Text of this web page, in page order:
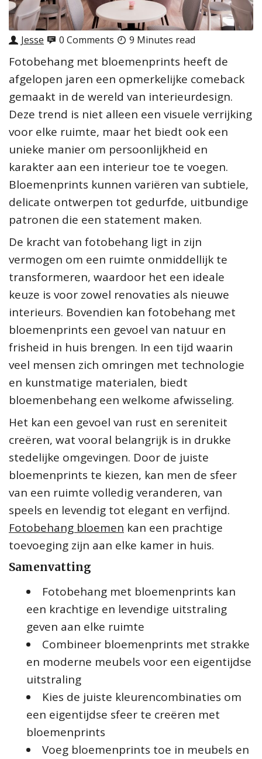
Jesse 0 Comments 9 Minutes read
Fotobehang met bloemenprints heeft de
afgelopen jaren een opmerkelijke comeback
gemaakt in de wereld van interieurdesign.
Deze trend is niet alleen een visuele verrijking
voor elke ruimte, maar het biedt ook een
unieke manier om persoonlijkheid en
karakter aan een interieur toe te voegen.
Bloemenprints kunnen variëren van subtiele,
delicate ontwerpen tot gedurfde, uitbundige
patronen die een statement maken.
De kracht van fotobehang ligt in zijn
vermogen om een ruimte onmiddellijk te
transformeren, waardoor het een ideale
keuze is voor zowel renovaties als nieuwe
interieurs. Bovendien kan fotobehang met
bloemenprints een gevoel van natuur en
frisheid in huis brengen. In een tijd waarin
veel mensen zich omringen met technologie
en kunstmatige materialen, biedt
bloemenbehang een welkome afwisseling.
Het kan een gevoel van rust en sereniteit
creëren, wat vooral belangrijk is in drukke
stedelijke omgevingen. Door de juiste
bloemenprints te kiezen, kan men de sfeer
van een ruimte volledig veranderen, van
speels en levendig tot elegant en verfijnd.
Fotobehang bloemen kan een prachtige
toevoeging zijn aan elke kamer in huis.
Samenvatting
Fotobehang met bloemenprints kan
een krachtige en levendige uitstraling
geven aan elke ruimte
Combineer bloemenprints met strakke
en moderne meubels voor een eigentijdse
uitstraling
Kies de juiste kleurencombinaties om
een eigentijdse sfeer te creëren met
bloemenprints
Voeg bloemenprints toe in meubels en